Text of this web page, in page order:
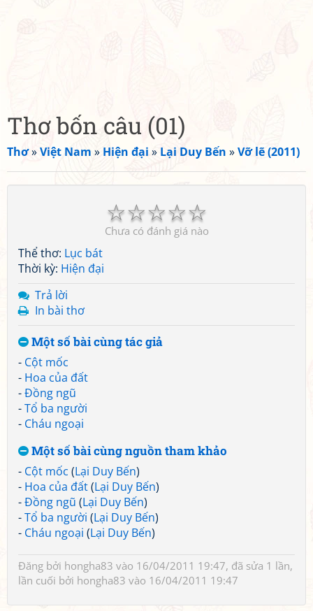
Thơ bốn câu (01)
Thơ»Việt Nam » Hiện đại » Lại Duy Bến »Vỡ lẽ (2011)
☆
☆
☆
☆
☆
Chưa có đánh giá nào
Thể thơ: Lục bát
Thời kỳ: Hiện đại
Trả lời
In bài thơ
Một số bài cùng tác giả
- Cột mốc
- Hoa của đất
-Đồng ngũ
-Tổ ba người
- Cháu ngoại
Một số bài cùng nguồn tham khảo
- Cột mốc (Lại Duy Bến)
- Hoa của đất(Lại Duy Bến)
-Đồng ngũ (Lại Duy Bến)
-Tổ ba người (Lại Duy Bến)
- Cháu ngoại (Lại Duy Bến)
Đăng bởi hongha83 vào 16/04/2011 19:47, đã sửa 1 lần,
lần cuối bởi hongha83 vào 16/04/2011 19:47